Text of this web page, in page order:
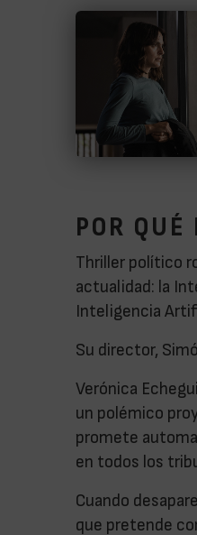
POR
Thriller político
actualidad: la
Inteligencia
Su director,
Verónica
un polémico
promete
en todos los
Cuando
que pretende